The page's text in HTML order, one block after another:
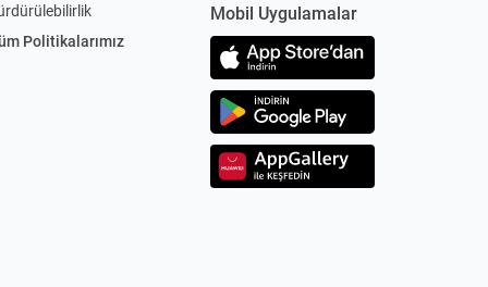
Politikalarımız
Mobil Uygulamalar